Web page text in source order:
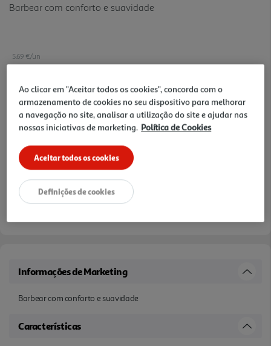
Barbear com conforto e suavidade
5.69 €/un
5,69 €
Informações de Marketing
Barbear com conforto e suavidade
Características
Ao clicar em "Aceitar todos os cookies", concorda com o
armazenamento de cookies no seu dispositivo para melhorar
a navegação no site, analisar a utilização do site e ajudar nas
nossas iniciativas de marketing. Política de Cookies
Aceitar todos os cookies
Definições de cookies